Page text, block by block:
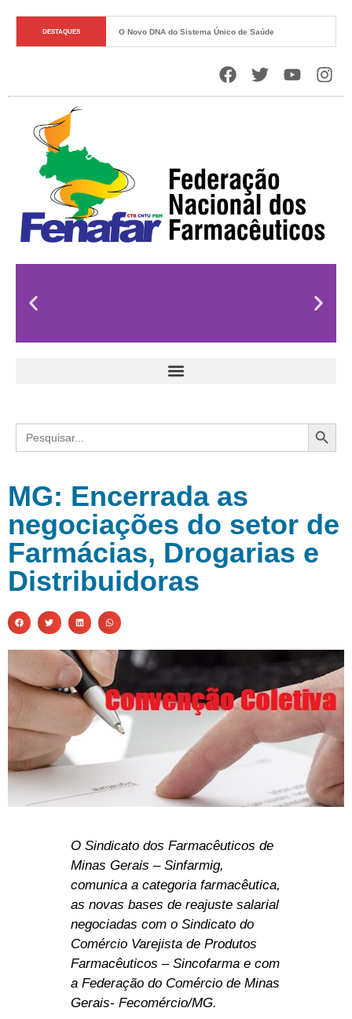
DESTAQUES O Novo DNA do Sistema Único de Saúde
Search
for:
MG: Encerrada as
negociações do setor de
Farmácias, Drogarias e
Distribuidoras
O Sindicato dos Farmacêuticos de
Minas Gerais – Sinfarmig,
comunica a categoria farmacêutica,
as novas bases de reajuste salarial
negociadas com o Sindicato do
Comércio Varejista de Produtos
Farmacêuticos – Sincofarma e com
a Federação do Comércio de Minas
Gerais- Fecomércio/MG.